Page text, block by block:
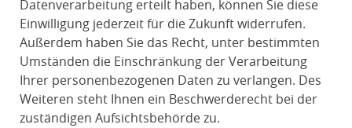
Datenverarbeitung erteilt haben, können Sie diese
Einwilligung jederzeit für die Zukunft widerrufen.
Außerdem haben Sie das Recht, unter bestimmten
Umständen die Einschränkung der Verarbeitung
Ihrer personenbezogenen Daten zu verlangen. Des
Weiteren steht Ihnen ein Beschwerderecht bei der
zuständigen Aufsichtsbehörde zu.